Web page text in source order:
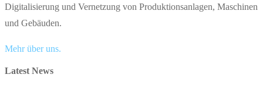
Digitalisierung und Vernetzung von Produktionsanlagen, Maschinen
und Gebäuden.
Mehr über uns.
Latest News